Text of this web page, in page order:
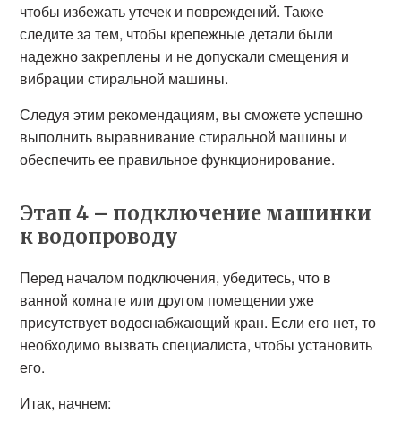
чтобы избежать утечек и повреждений. Также
следите за тем, чтобы крепежные детали были
надежно закреплены и не допускали смещения и
вибрации стиральной машины.
Следуя этим рекомендациям, вы сможете успешно
выполнить выравнивание стиральной машины и
обеспечить ее правильное функционирование.
Этап 4 – подключение машинки
к водопроводу
Перед началом подключения, убедитесь, что в
ванной комнате или другом помещении уже
присутствует водоснабжающий кран. Если его нет, то
необходимо вызвать специалиста, чтобы установить
его.
Итак, начнем: